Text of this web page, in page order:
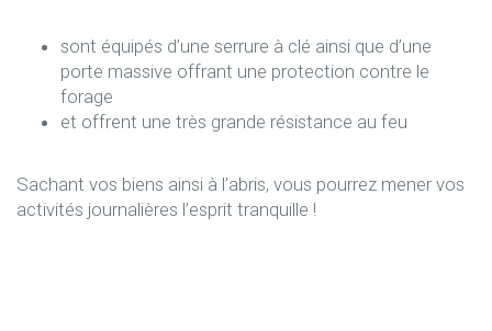
sont équipés d’une serrure à clé ainsi que d’une
porte massive offrant une protection contre le
forage
et offrent une très grande résistance au feu
Sachant vos biens ainsi à l’abris, vous pourrez mener vos
activités journalières l’esprit tranquille !